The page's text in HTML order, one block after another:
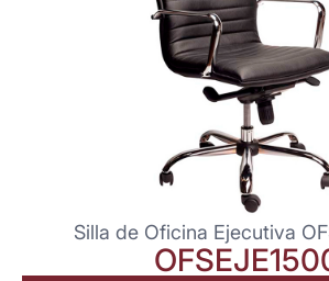
Silla de Oficina Ejecutiva